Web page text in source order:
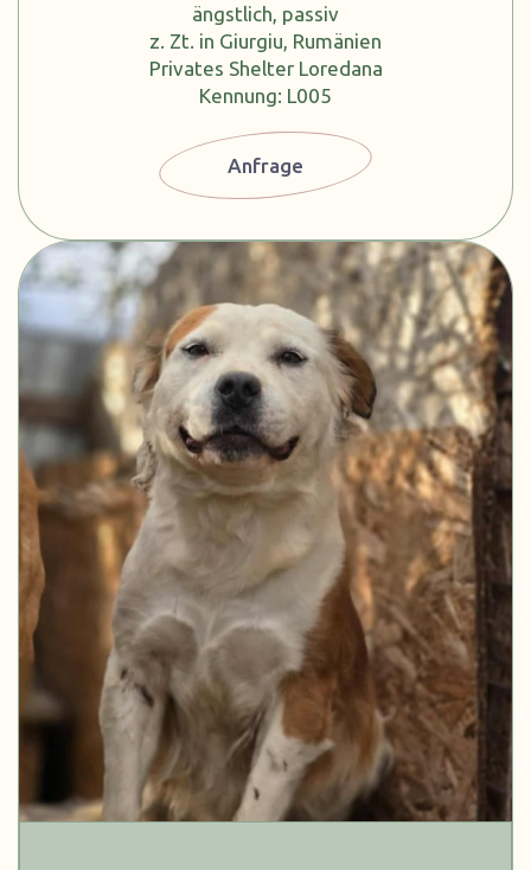
ängstlich, passiv
z. Zt. in Giurgiu, Rumänien
Privates Shelter Loredana
Kennung: L005
Anfrage